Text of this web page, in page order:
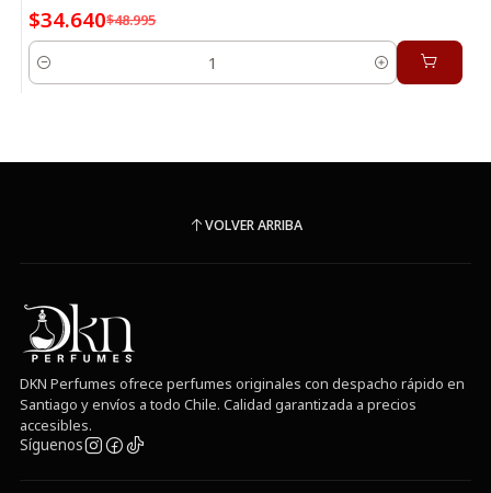
$34.640$48.995
Cantidad
VOLVER ARRIBA
DKN Perfumes ofrece perfumes originales con despacho rápido en
Santiago y envíos a todo Chile. Calidad garantizada a precios
accesibles.
Síguenos